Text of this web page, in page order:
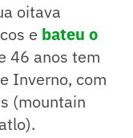
oitava
e bateu o
46 anos tem
Inverno, com
(mountain